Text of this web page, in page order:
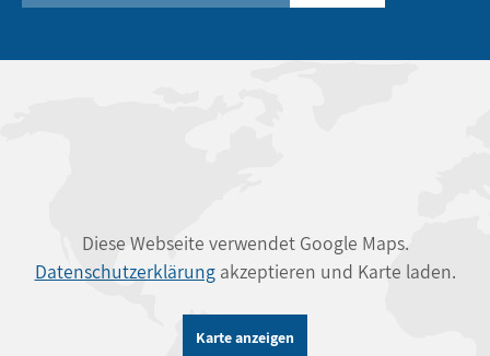
Diese Webseite verwendet Google Maps.
Datenschutzerklärungakzeptieren und Karte laden.
Karte anzeigen